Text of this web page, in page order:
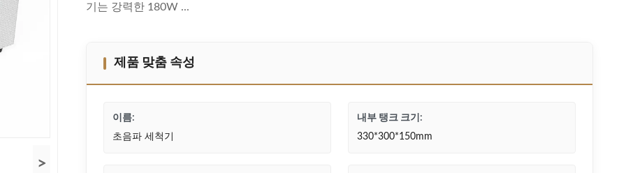
>
기는 강력한 180W ...
제품 맞춤 속성
이름:
초음파 세척기
내부 탱크 크기:
330*300*150mm